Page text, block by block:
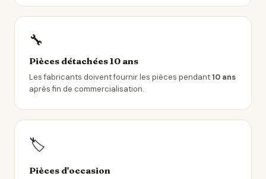
🔧
Pièces détachées 10 ans
Les fabricants doivent fournir les pièces pendant10 ans
après fin de commercialisation.
🏷️
Pièces d'occasion